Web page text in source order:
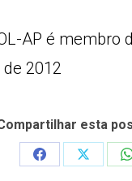
AP é
2012
esta
Share
Share